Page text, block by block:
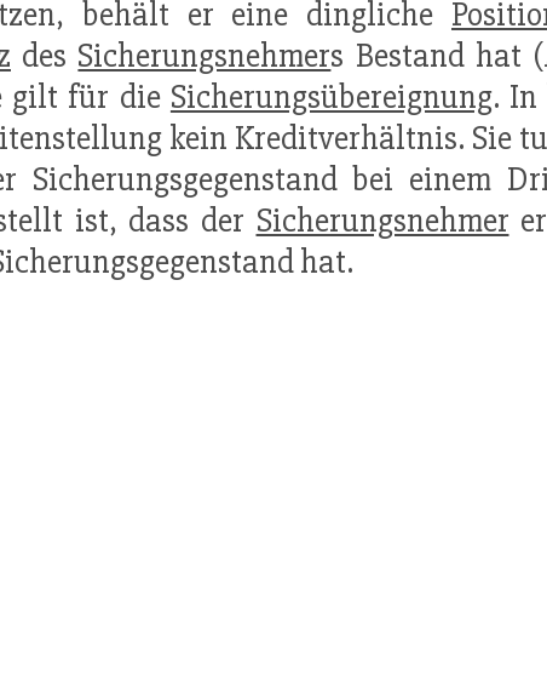
behält er eine dingliche
des Sicherungsnehmers Bestand hat
gilt für die Sicherungsübereignung. In
kein Kreditverhältnis. Sie
Sicherungsgegenstand bei einem
ist, dass der Sicherungsnehmer
hat.